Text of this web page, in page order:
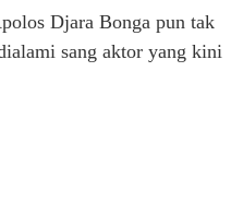
Djara Bonga pun tak
sang aktor yang kini